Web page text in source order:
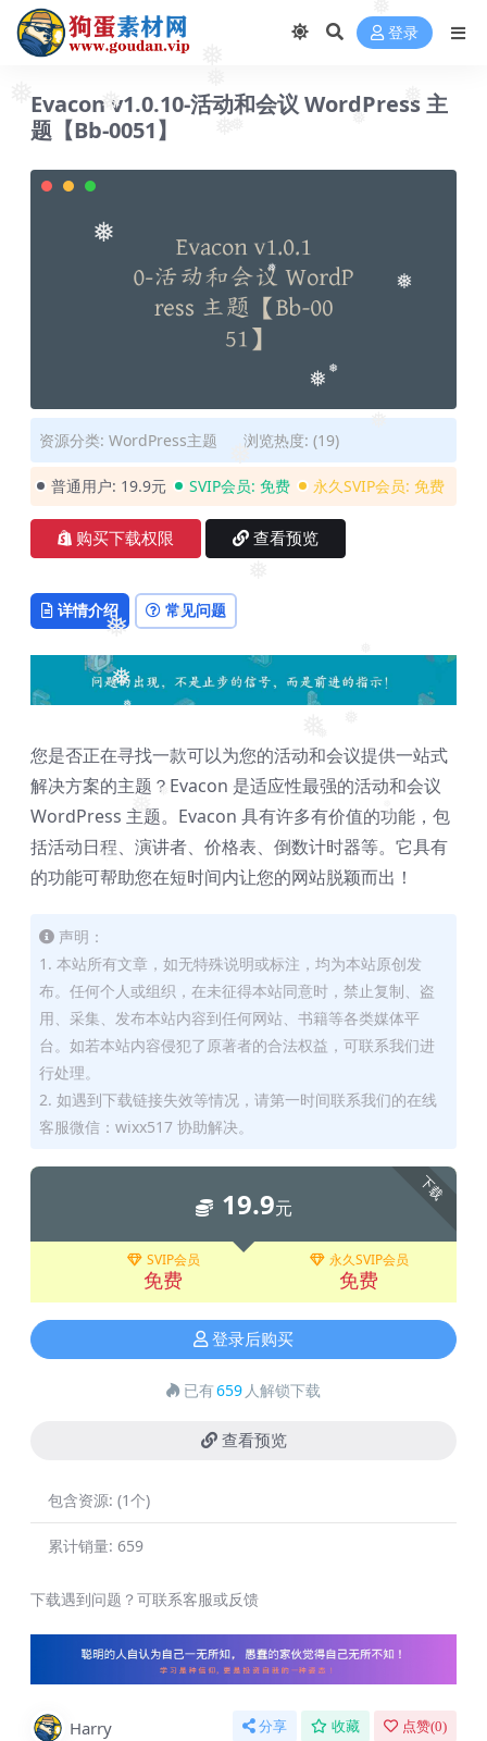
❅
❅
❅
❅
❅
❅
❅
❅
❅
❅
❅
❅
❅
❅
❅
❅
❅
❅
❅ ❅
❅
❅登录
Evacon v1.0.10-活动和会议 WordPress 主
题【Bb-0051】
资源分类: WordPress主题 浏览热度: (19)
普通用户: 19.9元 SVIP会员: 免费 永久SVIP会员: 免费
购买下载权限 查看预览
详情介绍 常见问题
您是否正在寻找一款可以为您的活动和会议提供一站式
解决方案的主题？Evacon 是适应性最强的活动和会议
WordPress 主题。Evacon 具有许多有价值的功能，包
括活动日程、演讲者、价格表、倒数计时器等。它具有
的功能可帮助您在短时间内让您的网站脱颖而出！
声明：
1. 本站所有文章，如无特殊说明或标注，均为本站原创发
布。任何个人或组织，在未征得本站同意时，禁止复制、盗
用、采集、发布本站内容到任何网站、书籍等各类媒体平
台。如若本站内容侵犯了原著者的合法权益，可联系我们进
行处理。
2. 如遇到下载链接失效等情况，请第一时间联系我们的在线
客服微信：wixx517 协助解决。
下载
19.9元
SVIP会员
免费
永久SVIP会员
免费
登录后购买
已有659 人解锁下载
查看预览
包含资源: (1个)
累计销量: 659
下载遇到问题？可联系客服或反馈
Harry 分享 收藏 点赞(0)